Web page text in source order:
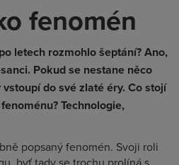
fenomén
letech rozmohlo šeptání? Ano,
Pokud se nestane něco
do své zlaté éry. Co stojí
Technologie,
popsaný fenomén. Svoji roli